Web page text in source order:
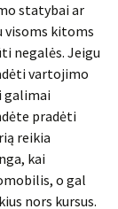
statybai ar
visoms kitoms
negalės. Jeigu
vartojimo
galimai
pradėti
reikia
kai
o gal
nors kursus.